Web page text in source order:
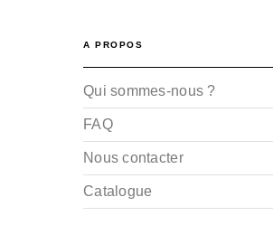
A PROPOS
Qui sommes-nous ?
FAQ
Nous contacter
Catalogue